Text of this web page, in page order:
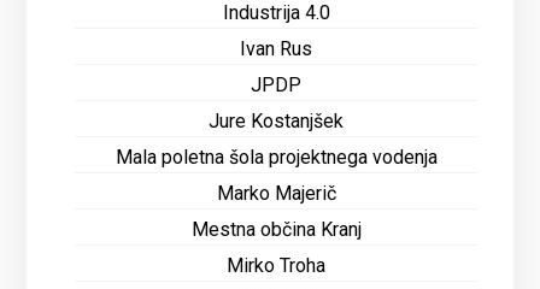
Industrija 4.0
Ivan Rus
JPDP
Jure Kostanjšek
Mala poletna šola projektnega vodenja
Marko Majerič
Mestna občina Kranj
Mirko Troha